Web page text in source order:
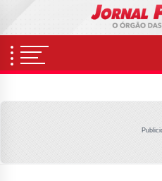
content